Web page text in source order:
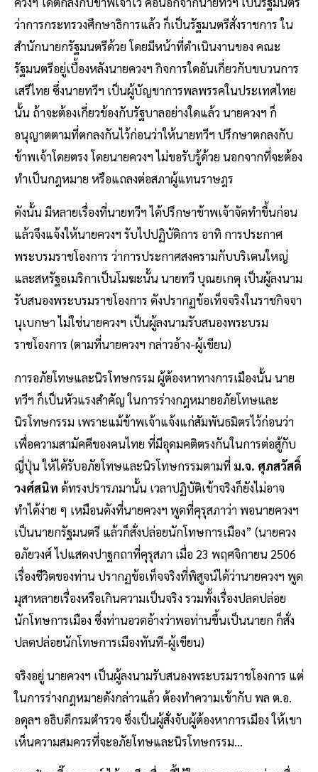
ว่าการกระทรวงศึกษาธิการแล้ว ก็เป็นรัฐมนตรีสั่งราชการ ใน
สำนักนายกรัฐมนตรีด้วย โดยมีหน้าที่ดำเนินงานของ คณะ
รัฐมนตรีอยู่เบื้องหลังนายควงฯ กิจการใดอันเกี่ยวกับขบวนการ
เสรีไทย ซึ่งนายทวีฯ เป็นผู้บัญชาการพลพรรคในประเทศไทย
นั้น ถ้าจะต้องเกี่ยวข้องกับรัฐบาลอย่างใดแล้ว นายควงฯ ก็
อนุญาตตามที่ตกลงกันไว้ก่อนว่าให้นายทวีฯ ปรึกษาตกลงกับ
ข้าพเจ้าโดยตรง โดยนายควงฯ ไม่ขอรับรู้ด้วย นอกจากที่จะต้อง
ทำเป็นกฎหมาย หรือแถลงต่อสภาผู้แทนราษฎร
ดังนั้น มีหลายเรื่องที่นายทวีฯ ได้ปรึกษาข้าพเจ้าจัดทำขึ้นก่อน
แล้วจึงแจ้งให้นายควงฯ รับไปปฏิบัติการ อาทิ การประกาศ
พระบรมราชโองการ ว่าการประกาศสงครามกับบริเตนใหญ่
และสหรัฐอเมริกาเป็นโมฆะนั้น นายทวี บุณยเกตุ เป็นผู้ลงนาม
รับสนองพระบรมราชโองการ ดังปรากฏข้อเท็จจริงในราชกิจจา
นุเบกษา ไม่ใช่นายควงฯ เป็นผู้ลงนามรับสนองพระบรม
ราชโองการ (ตามที่นายควงฯ กล่าวอ้าง-ผู้เขียน)
การอภัยโทษและนิรโทษกรรม ผู้ต้องหาทางการเมืองนั้น นาย
ทวีฯ ก็เป็นหัวแรงสำคัญ ในการร่างกฎหมายอภัยโทษและ
นิรโทษกรรม เพราะแม้ข้าพเจ้าแจ้งแก่สัมพันธมิตรไว้ก่อนว่า
เพื่อความสามัคคีของคนไทย ที่มีอุดมคติตรงกันในการต่อสู้กับ
ญี่ปุ่น ให้ได้รับอภัยโทษและนิรโทษกรรมตามที่ ม.จ. ศุภสวัสดิ์
วงศ์สนิท ด้ทรงปรารภมานั้น เวลาปฏิบัติเข้าจริงก็ยังไม่อาจ
ทำได้ง่าย ๆ เหมือนดังที่นายควงฯ พูดที่คุรุสภาว่า พอนายควงฯ
เป็นนายกรัฐมนตรี แล้วก็สั่งปล่อยนักโทษการเมือง” (นายควง
อภัยวงศ์ ไปแสดงปาฐกถาที่คุรุสภา เมื่อ 23 พฤศจิกายน 2506
เรื่องชีวิตของท่าน ปรากฏข้อเท็จจริงที่พิสูจน์ได้ว่านายควงฯ พูด
มุสาหลายเรื่องหรือเกินความเป็นจริง รวมทั้งเรื่องปลดปล่อย
นักโทษการเมือง ซึ่งท่านอวดอ้างว่าพอท่านขึ้นเป็นนายก ก็สั่ง
ปลดปล่อยนักโทษการเมืองทันที-ผู้เขียน)
จริงอยู่ นายควงฯ เป็นผู้ลงนามรับสนองพระบรมราชโองการ แต่
ในการร่างกฎหมายดังกล่าวแล้ว ต้องทำความเข้ากับ พล ต.อ.
อดุลฯ อธิบดีกรมตำรวจ ซึ่งเป็นผู้สั่งจับผู้ต้องหาการเมือง ให้เขา
เห็นความสมควรที่จะอภัยโทษและนิรโทษกรรม…